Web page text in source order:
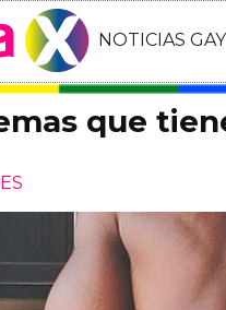
NOTICIAS GAY
que